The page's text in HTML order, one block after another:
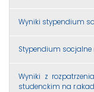
Wyniki stypendium
Stypendium socjalne
Wyniki z
studenckim na